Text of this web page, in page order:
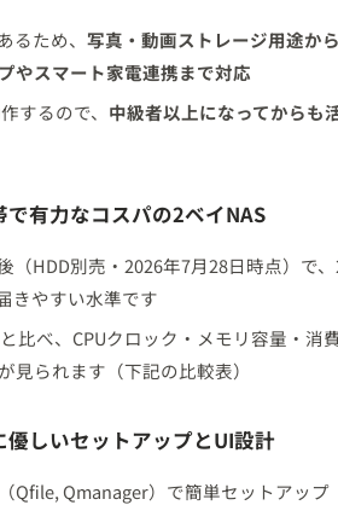
るため、 写真・動画ストレージ用途か
やスマート家電連携まで対応
するので、 中級者以上になってからも
有力なコスパの2ベイNAS
（HDD別売・2026年7月28日時点）で
きやすい水準です
比べ、CPUクロック・メモリ容量・消
見られます（下記の比較表）
しいセットアップとUI設計
Qfile, Qmanager）で簡単セットアップ